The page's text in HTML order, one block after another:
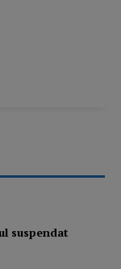
suspendat